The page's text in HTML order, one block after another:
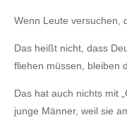
Wenn Leute versuchen,
Das heißt nicht, dass
fliehen müssen, bleiben
Das hat auch nichts mit
junge Männer, weil sie